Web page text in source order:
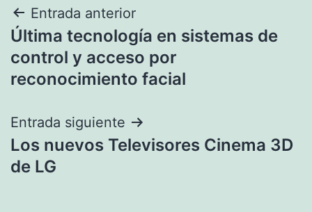
Navegación
de
entradas
Entrada anterior
Última tecnología en sistemas de
control y acceso por
reconocimiento facial
Entrada siguiente
Los nuevos Televisores Cinema 3D
de LG